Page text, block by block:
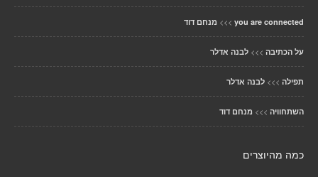
you are connected
>>> מנחם דוד
על הכתיבה >>> לבנה אדלר
תפילה >>> לבנה אדלר
השתחוויה >>> מנחם דוד
כמה מהיוצרים